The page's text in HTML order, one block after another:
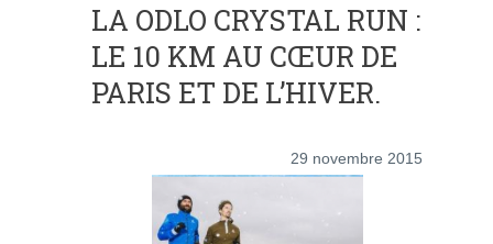
LA ODLO CRYSTAL RUN :
LE 10 KM AU CŒUR DE
PARIS ET DE L’HIVER.
29 novembre 2015